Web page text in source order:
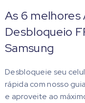
As 6 melhores
Desbloqueio
Samsung
Desbloqueie seu
rápida com nosso
e aproveite ao